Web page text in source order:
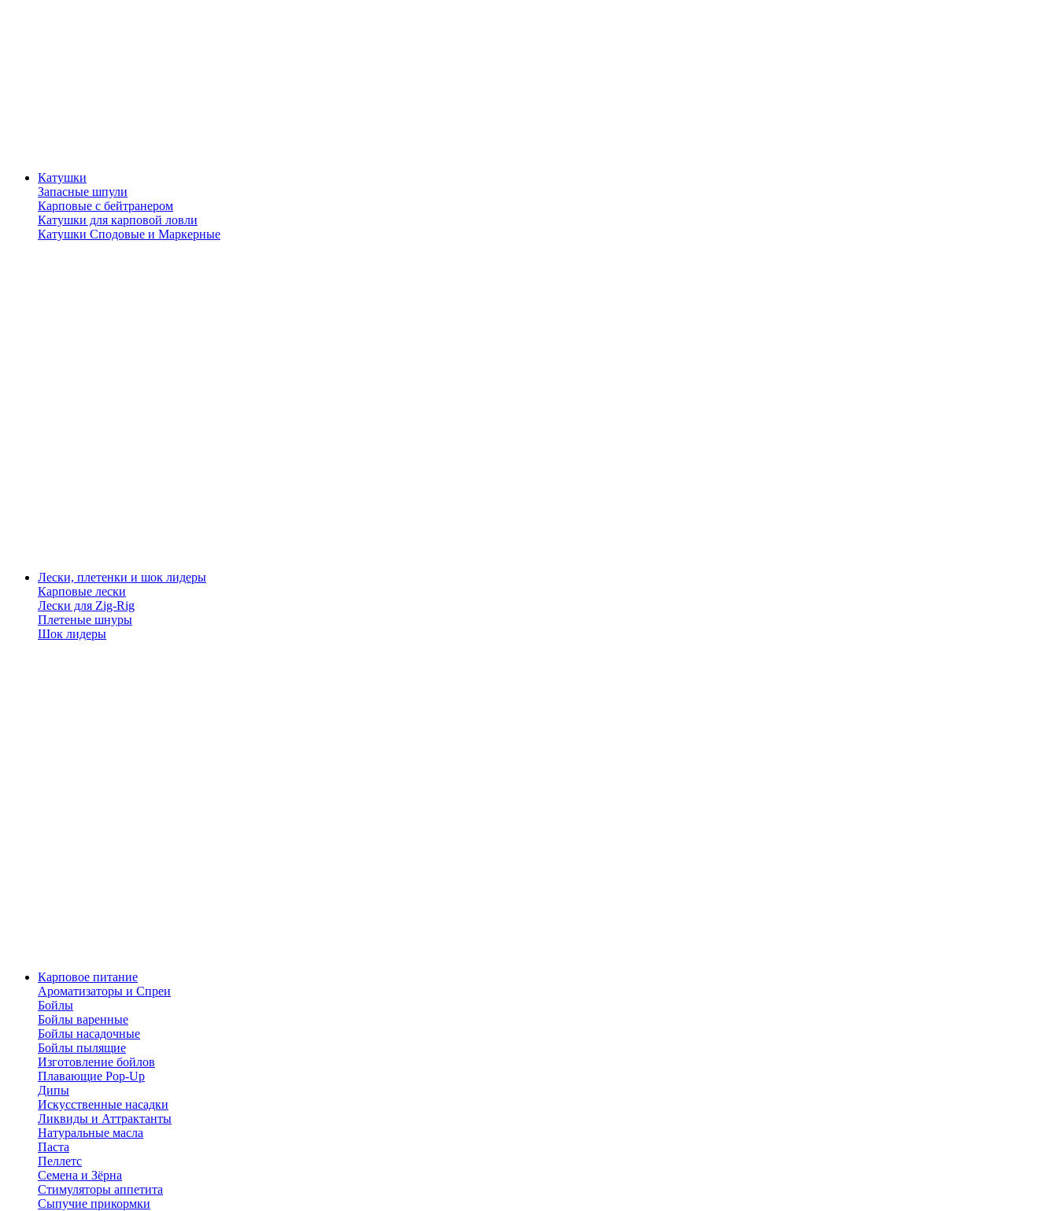
Катушки
Запасные шпули
Карповые с бейтранером
Катушки для карповой ловли
Катушки Сподовые и Маркерные
Лески, плетенки и шок лидеры
Карповые лески
Лески для Zig-Rig
Плетеные шнуры
Шок лидеры
Карповое питание
Ароматизаторы и Спреи
Бойлы
Бойлы варенные
Бойлы насадочные
Бойлы пылящие
Изготовление бойлов
Плавающие Pop-Up
Дипы
Искусственные насадки
Ликвиды и Аттрактанты
Натуральные масла
Паста
Пеллетс
Семена и Зёрна
Стимуляторы аппетита
Сыпучие прикормки